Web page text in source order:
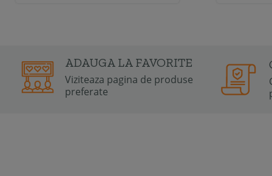
ADAUGA LA FAVORITE
Viziteaza pagina de produse
preferate